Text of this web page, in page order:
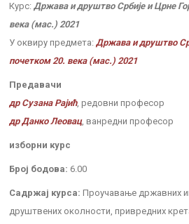
Курс: Држава и друштво Србије и Црне
века (мас.) 2021
У оквиру предмета: Држава и друштво
почетком 20. века (мас.) 2021
Предавачи
др Сузана Рајић, редовни професор
др Данко Леовац, ванредни професор
изборни курс
Број бодова: 6.00
Садржај курса: Проучавање државних
друштвених околности, привредних